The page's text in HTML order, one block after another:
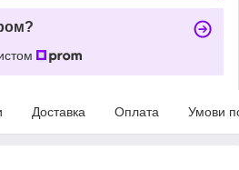
Доставка Оплата Умови